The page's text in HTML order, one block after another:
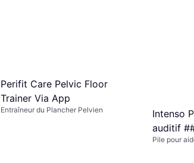
Perifit Care Pelvic Floor
Trainer Via App
Entraîneur du Plancher Pelvien
Intenso
auditif
V 60
Pile pour